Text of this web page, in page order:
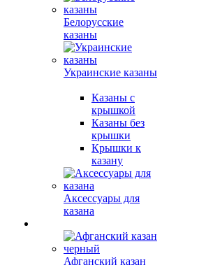
Белорусские
казаны
Украинские казаны
Казаны с
крышкой
Казаны без
крышки
Крышки к
казану
Аксессуары для
казана
Афганский казан